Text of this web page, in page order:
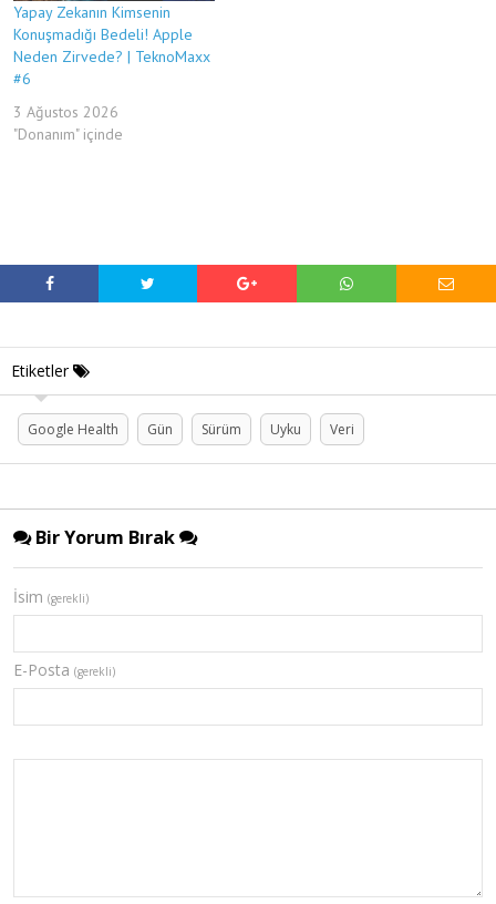
Yapay Zekanın Kimsenin
Konuşmadığı Bedeli! Apple
Neden Zirvede? | TeknoMaxx
#6
3 Ağustos 2026
"Donanım" içinde
Etiketler
Google Health Gün Sürüm Uyku Veri
Bir Yorum Bırak
İsim (gerekli)
E-Posta (gerekli)